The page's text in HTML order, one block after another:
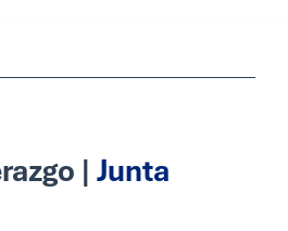
| Junta